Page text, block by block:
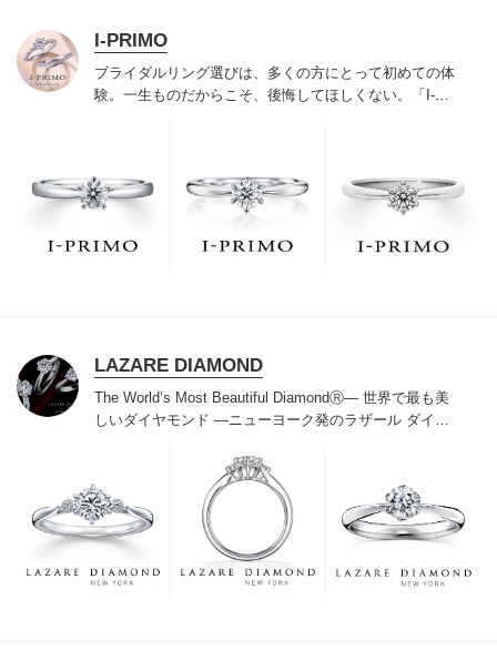
I-PRIMO
ブライダルリング選びは、多くの方にとって初めての体
験。一生ものだからこそ、後悔してほしくない。「I-
でお待ちしております。リング選びの最初の一歩をご一
緒に。まずは、アイプリモへ。
LAZARE DIAMOND
The World’s Most Beautiful DiamondⓇ― 世界で最も美
しいダイヤモンド ―ニューヨーク発のラザール ダイヤ
られ120年を超えた今もなおダイヤモンドの美しい輝き
にこだわり続けています。私たちの願いは、この生涯変
わらないワン＆オンリーの輝きを幸せの象徴として、い
つも、ずっと、身に着けていただくことです。